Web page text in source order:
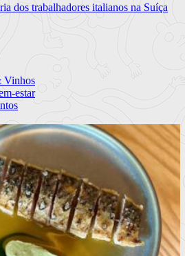
dos trabalhadores italianos na Suíça
Vinhos
estar